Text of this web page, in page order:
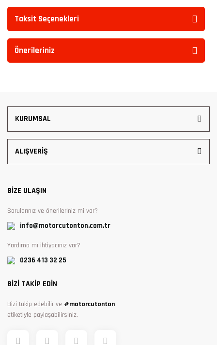
Taksit Seçenekleri
Önerileriniz
KURUMSAL
ALIŞVERİŞ
BİZE ULAŞIN
Sorularınız ve önerileriniz mi var?
info@motorcutonton.com.tr
Yardıma mı ihtiyacınız var?
0236 413 32 25
BİZİ TAKİP EDİN
Bizi takip edebilir ve #motorcutonton
etiketiyle paylaşabilirsiniz.